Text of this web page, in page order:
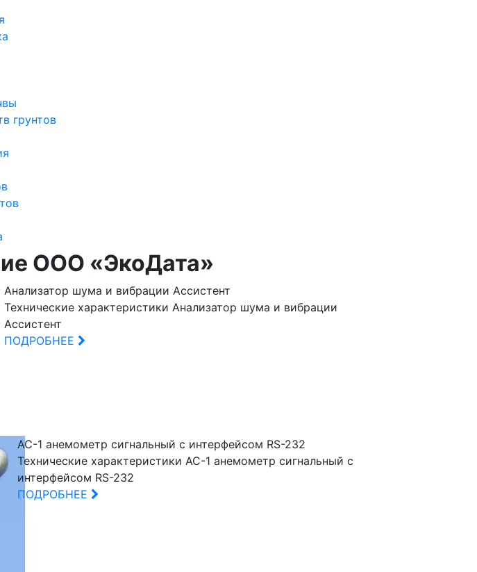
грунтов
ООО «ЭкоДата»
Анализатор шума и вибрации Ассистент
Технические характеристики Анализатор шума и вибрации
Ассистент
ПОДРОБНЕЕ
АС-1 анемометр сигнальный с интерфейсом RS-232
Технические характеристики АС-1 анемометр сигнальный с
интерфейсом RS-232
ПОДРОБНЕЕ